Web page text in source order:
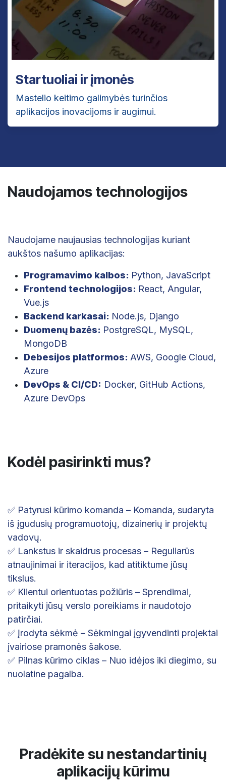
Startuoliai ir įmonės
Mastelio keitimo galimybės turinčios
aplikacijos inovacijoms ir augimui.
Naudojamos technologijos
Naudojame naujausias technologijas kuriant
aukštos našumo aplikacijas:
Programavimo kalbos: Python, JavaScript
Frontend technologijos: React, Angular,
Vue.js
Backend karkasai: Node.js, Django
Duomenų bazės: PostgreSQL, MySQL,
MongoDB
Debesijos platformos: AWS, Google Cloud,
Azure
DevOps & CI/CD: Docker, GitHub Actions,
Azure DevOps
Kodėl pasirinkti mus?
✅ Patyrusi kūrimo komanda – Komanda, sudaryta
iš įgudusių programuotojų, dizainerių ir projektų
vadovų.
✅ Lankstus ir skaidrus procesas – Reguliarūs
atnaujinimai ir iteracijos, kad atitiktume jūsų
tikslus.
✅ Klientui orientuotas požiūris – Sprendimai,
pritaikyti jūsų verslo poreikiams ir naudotojo
patirčiai.
✅ Įrodyta sėkmė – Sėkmingai įgyvendinti projektai
įvairiose pramonės šakose.
✅ Pilnas kūrimo ciklas – Nuo idėjos iki diegimo, su
nuolatine pagalba.
Pradėkite su nestandartinių
aplikacijų kūrimu